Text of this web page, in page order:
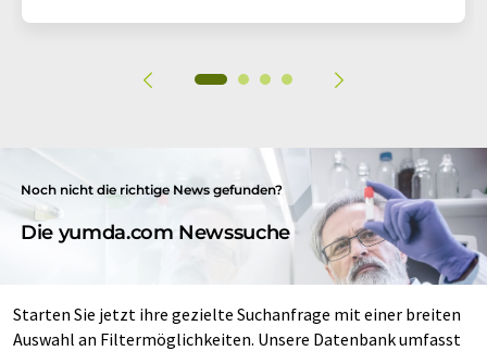
Noch nicht die richtige News gefunden?
Die yumda.com Newssuche
Starten Sie jetzt ihre gezielte Suchanfrage mit einer breiten
Auswahl an Filtermöglichkeiten. Unsere Datenbank umfasst